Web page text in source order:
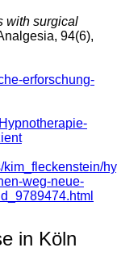
with surgical
94(6),
erforschung-
weg-neue-
in Köln